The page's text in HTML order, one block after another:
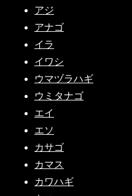
アジ
アナゴ
イラ
イワシ
ウマヅラハギ
ウミタナゴ
エイ
エソ
カサゴ
カマス
カワハギ